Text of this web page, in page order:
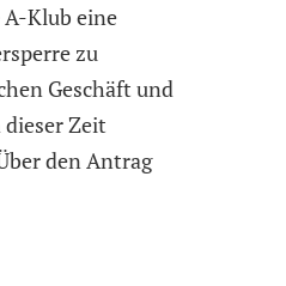
A-Klub eine
zu
Geschäft und
Zeit
den Antrag